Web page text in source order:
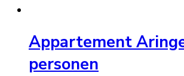
Appartement
personen